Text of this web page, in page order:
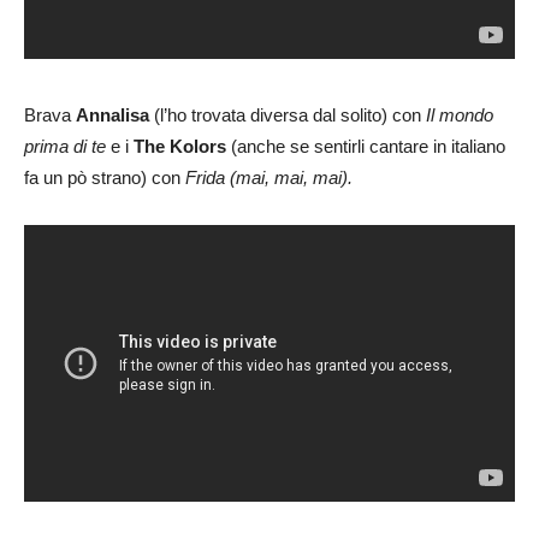
Brava Annalisa(l’ho trovata diversa dal solito) con Il mondo
prima di te e i The Kolors (anche se sentirli cantare in italiano
fa un pò strano) con Frida (mai, mai, mai).